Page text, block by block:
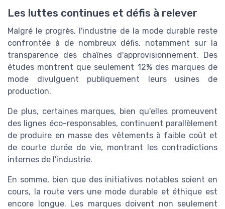
Les luttes continues et défis à relever
Malgré le progrès, l'industrie de la mode durable reste
confrontée à de nombreux défis, notamment sur la
transparence des chaînes d'approvisionnement. Des
études montrent que seulement 12% des marques de
mode divulguent publiquement leurs usines de
production.
De plus, certaines marques, bien qu'elles promeuvent
des lignes éco-responsables, continuent parallèlement
de produire en masse des vêtements à faible coût et
de courte durée de vie, montrant les contradictions
internes de l'industrie.
En somme, bien que des initiatives notables soient en
cours, la route vers une mode durable et éthique est
encore longue. Les marques doivent non seulement